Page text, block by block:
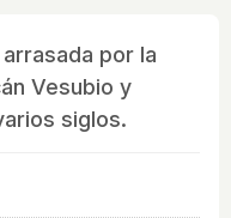
por la
Vesubio y
siglos.